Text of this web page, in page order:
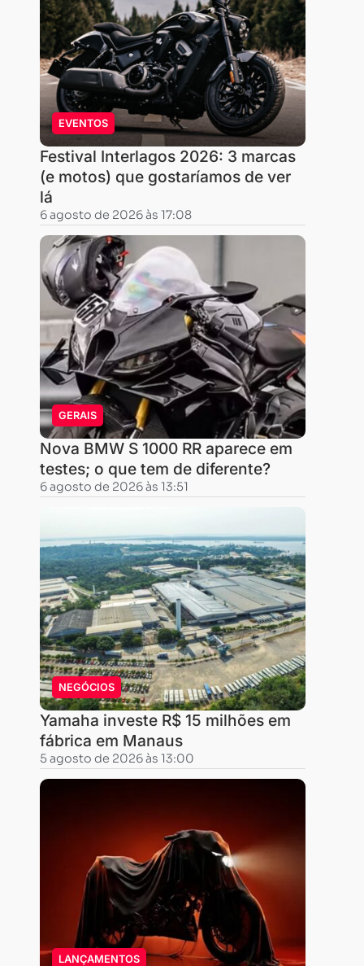
Nacional
da
montadora.
A
modalidade
oferece
planos
de
até
72
meses,
com
parcelas
a
partir
de
R$
94,57
ao
mês.
Entre
outros
a
street
oferece
freio
a
disco
dianteiro,
partida
elétrica
e
a
Riva
EVENTOS
Festival Interlagos 2026: 3 marcas
(e motos) que gostaríamos de ver
lá
6 agosto de 2026 às 17:08
GERAIS
Nova BMW S 1000 RR aparece em
testes; o que tem de diferente?
6 agosto de 2026 às 13:51
NEGÓCIOS
Yamaha investe R$ 15 milhões em
fábrica em Manaus
5 agosto de 2026 às 13:00
LANÇAMENTOS